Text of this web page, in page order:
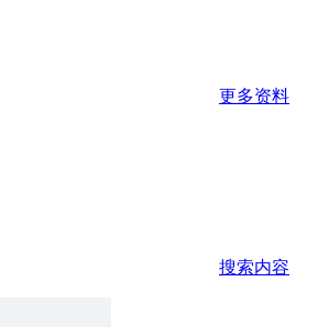
更多资料
搜索内容